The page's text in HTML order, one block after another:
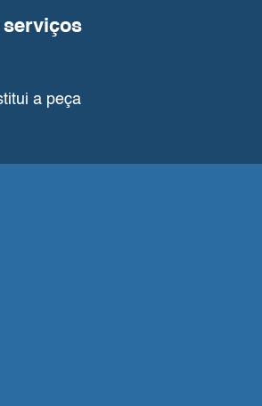
serviços
a peça